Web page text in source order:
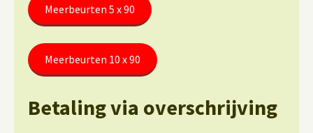
Meerbeurten 5 x 90
Meerbeurten 10 x 90
Betaling via overschrijving